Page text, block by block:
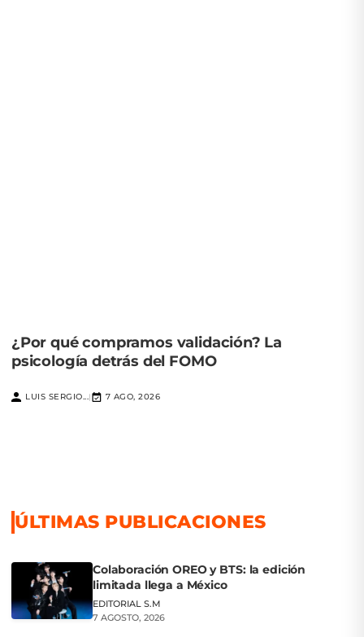
¿Por qué compramos validación? La
psicología detrás del FOMO
LUIS SERGIO...| 7 AGO, 2026
ÚLTIMAS PUBLICACIONES
Colaboración OREO y BTS: la edición
limitada llega a México
EDITORIAL S.M
7 AGOSTO, 2026